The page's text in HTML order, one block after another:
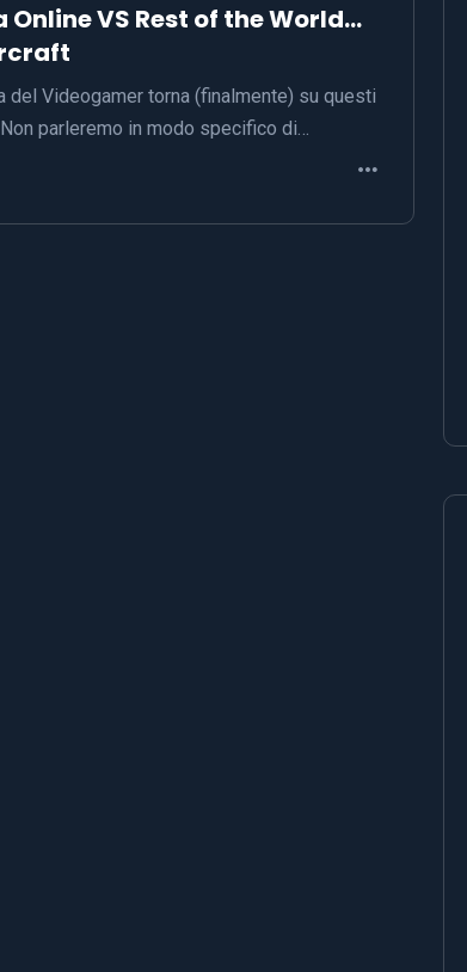
Online VS Rest of the World…
del Videogamer torna (finalmente) su questi
parleremo in modo specifico di…